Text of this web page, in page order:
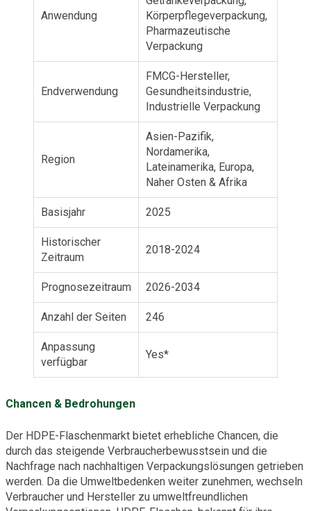
Anwendung
Körperpflegeverpackung,
Pharmazeutische
Verpackung
Endverwendung
FMCG-Hersteller,
Gesundheitsindustrie,
Industrielle Verpackung
Region
Asien-Pazifik,
Nordamerika,
Lateinamerika, Europa,
Naher Osten & Afrika
Basisjahr 2025
Historischer
Zeitraum
2018-2024
Prognosezeitraum 2026-2034
Anzahl der Seiten 246
Anpassung
verfügbar
Yes*
Chancen & Bedrohungen
Der HDPE-Flaschenmarkt bietet erhebliche Chancen, die
durch das steigende Verbraucherbewusstsein und die
Nachfrage nach nachhaltigen Verpackungslösungen getrieben
werden. Da die Umweltbedenken weiter zunehmen, wechseln
Verbraucher und Hersteller zu umweltfreundlichen